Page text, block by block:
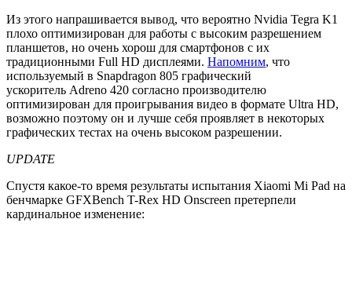
Из этого напрашивается вывод, что вероятно Nvidia Tegra K1
плохо оптимизирован для работы с высоким разрешением
планшетов, но очень хорош для смартфонов с их
традиционными Full HD дисплеями. Напомним, что
используемый в Snapdragon 805 графический
ускоритель Adreno 420 согласно производителю
оптимизирован для проигрывания видео в формате Ultra HD,
возможно поэтому он и лучше себя проявляет в некоторых
графических тестах на очень высоком разрешении.
UPDATE
Спустя какое-то время результаты испытания Xiaomi Mi Pad на
бенчмарке GFXBench T-Rex HD Onscreen претерпели
кардинальное изменение: